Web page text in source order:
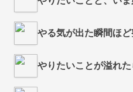
やる気が出た瞬間ほ
やりたいことが溢れ